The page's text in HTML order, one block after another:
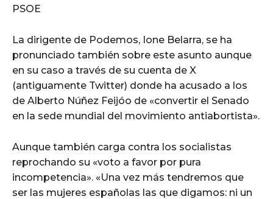
PSOE
La dirigente de Podemos, Ione Belarra, se ha
pronunciado también sobre este asunto aunque
en su caso a través de su cuenta de X
(antiguamente Twitter) donde ha acusado a los
de Alberto Núñez Feijóo de «convertir el Senado
en la sede mundial del movimiento antiabortista».
Aunque también carga contra los socialistas
reprochando su «voto a favor por pura
incompetencia». «Una vez más tendremos que
ser las mujeres españolas las que digamos: ni un